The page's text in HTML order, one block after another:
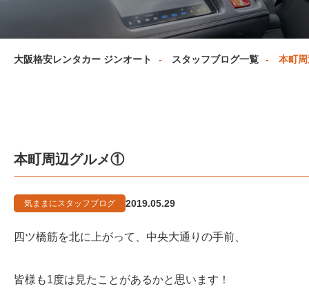
大阪格安レンタカー ジンオート スタッフブログ一覧 本町
本町周辺グルメ①
気ままにスタッフブログ 2019.05.29
四ツ橋筋を北に上がって、中央大通りの手前、
皆様も1度は見たことがあるかと思います！